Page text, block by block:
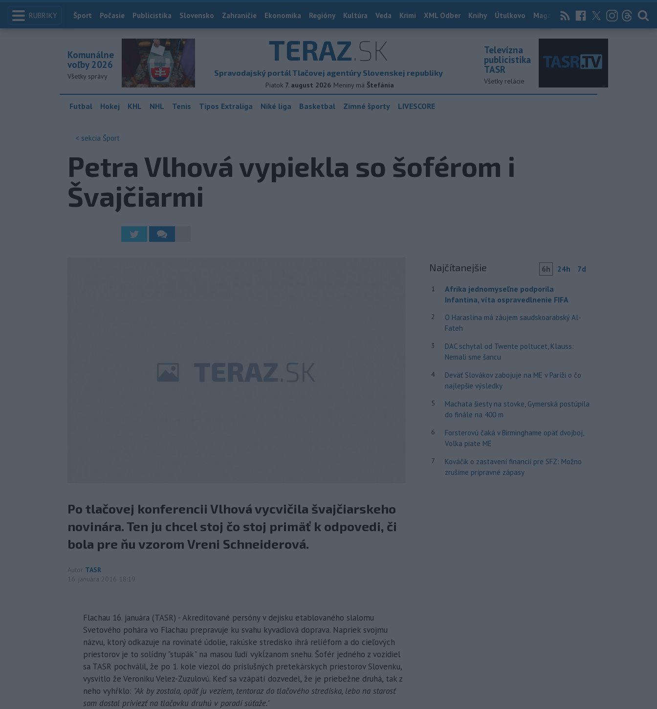
RUBRIKY Index
Šport Počasie Publicistika Slovensko Zahraničie Ekonomika Regióny Kultúra Veda Krimi XML Odber Knihy Útulkovo Magazín News Now Archív
TERAZ.SK
Spravodajský portál Tlačovej agentúry Slovenskej republiky
Piatok 7. august 2026 Meniny má Štefánia
Komunálne
voľby 2026
Všetky správy
Televízna
publicistika
TASR
Všetky relácie
Futbal Hokej KHL NHL Tenis Tipos Extraliga Niké liga Basketbal Zimné športy LIVESCORE
< sekcia Šport
Petra Vlhová vypiekla so šoférom i
Švajčiarmi
Po tlačovej konferencii Vlhová vycvičila švajčiarskeho
novinára. Ten ju chcel stoj čo stoj primäť k odpovedi, či
bola pre ňu vzorom Vreni Schneiderová.
Autor TASR
16. januára 2016 18:19
Flachau 16. januára (TASR) - Akreditované persóny v dejisku etablovaného slalomu
Svetového pohára vo Flachau prepravuje ku svahu kyvadlová doprava. Napriek svojmu
názvu, ktorý odkazuje na rovinaté údolie, rakúske stredisko ihrá relíéfom a do cieľových
priestorov je to solídny "stupák" na masou ľudí vykĺzanom snehu. Šofér jedného z vozidiel
sa TASR pochválil, že po 1. kole viezol do príslušných pretekárskych priestorov Slovenku,
vysvitlo že Veroniku Velez-Zuzulovú. Keď sa vzápätí dozvedel, že je priebežne druhá, tak z
neho vyhŕklo: "Ak by zostala, opäť ju veziem, tentoraz do tlačového strediska, lebo na starosť
som dostal priviezť na tlačovku druhú v poradí súťaže."
Najčítanejšie 6h 24h 7d
1
Afrika jednomyseľne podporila
Infantina, víta ospravedlnenie FIFA
2
O Haraslína má záujem saudskoarabský Al-
Fateh
3
DAC schytal od Twente poltucet, Klauss:
Nemali sme šancu
4
Deväť Slovákov zabojuje na ME v Paríži o čo
najlepšie výsledky
5
Machata šiesty na stovke, Gymerská postúpila
do finále na 400 m
6
Forsterovú čaká v Birminghame opäť dvojboj,
Volka piate ME
7
Kováčik o zastavení financií pre SFZ: Možno
zrušíme prípravné zápasy